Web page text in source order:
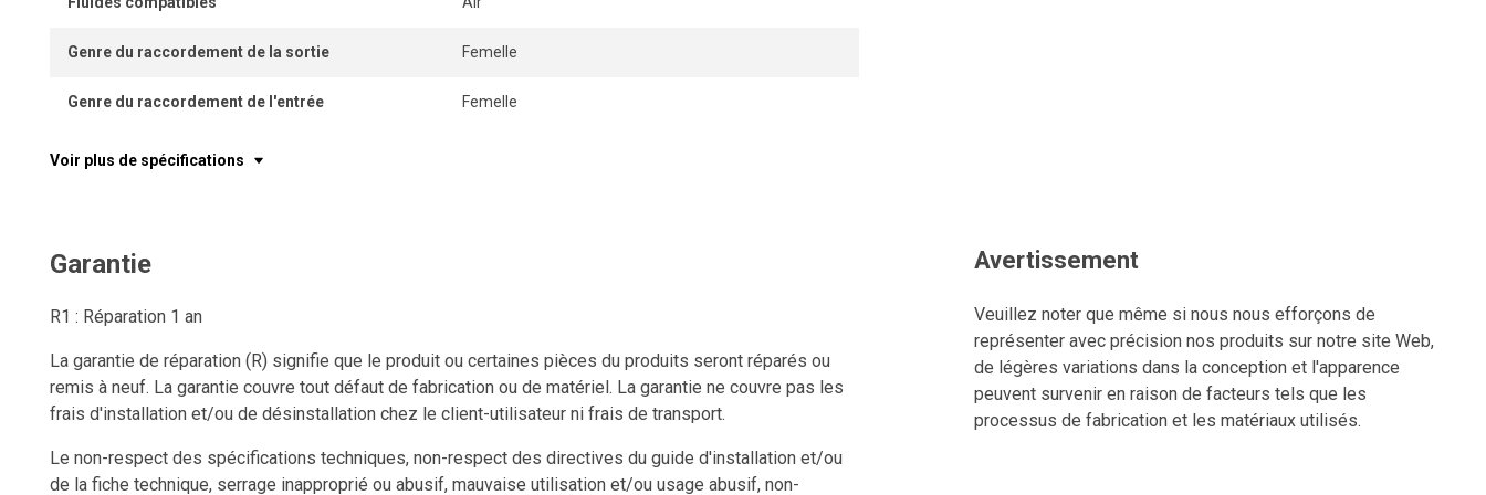
Genre du raccordement de la sortie Femelle
Genre du raccordement de l'entrée Femelle
Voir plus de spécifications
Garantie
R1 : Réparation 1 an
La garantie de réparation (R) signifie que le produit ou certaines pièces du produits seront réparés ou
remis à neuf. La garantie couvre tout défaut de fabrication ou de matériel. La garantie ne couvre pas les
frais d'installation et/ou de désinstallation chez le client-utilisateur ni frais de transport.
Le non-respect des spécifications techniques, non-respect des directives du guide d'installation et/ou
de la fiche technique, serrage inapproprié ou abusif, mauvaise utilisation et/ou usage abusif, non-
Avertissement
Veuillez noter que même si nous nous efforçons de
représenter avec précision nos produits sur notre site Web,
de légères variations dans la conception et l'apparence
peuvent survenir en raison de facteurs tels que les
processus de fabrication et les matériaux utilisés.